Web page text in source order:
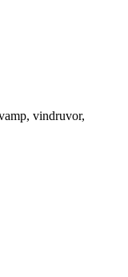
vindruvor,